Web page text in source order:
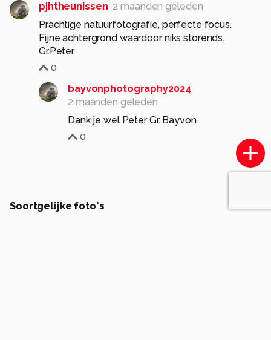
pjhtheunissen 2 maanden geleden
Prachtige natuurfotografie, perfecte focus.
Fijne achtergrond waardoor niks storends.
Gr.Peter
0
bayvonphotography2024
2 maanden geleden
Dank je wel Peter Gr. Bayvon
0
Soortgelijke foto's